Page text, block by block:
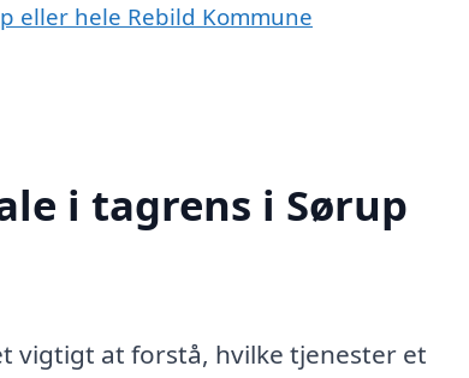
eller hele Rebild Kommune
i tagrens i Sørup
vigtigt at forstå, hvilke tjenester et